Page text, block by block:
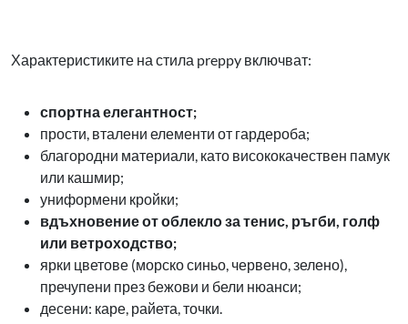
Характеристиките на стила preppy включват:
спортна елегантност;
прости, вталени елементи от гардероба;
благородни материали, като висококачествен памук
или кашмир;
униформени кройки;
вдъхновение от облекло за тенис, ръгби, голф
или ветроходство;
ярки цветове (морско синьо, червено, зелено),
пречупени през бежови и бели нюанси;
десени: каре, райета, точки.